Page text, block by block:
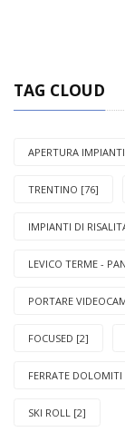
TAG CLOUD
APERTURA
TRENTINO [76]
IMPIANTI DI
LEVICO TERME -
PORTARE
FOCUSED [2]
FERRATE
SKI ROLL [2]